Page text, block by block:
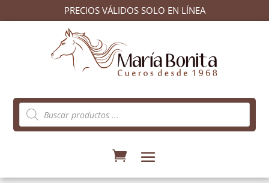
PRECIOS VÁLIDOS SOLO EN LÍNEA
Búsqueda
de
productos